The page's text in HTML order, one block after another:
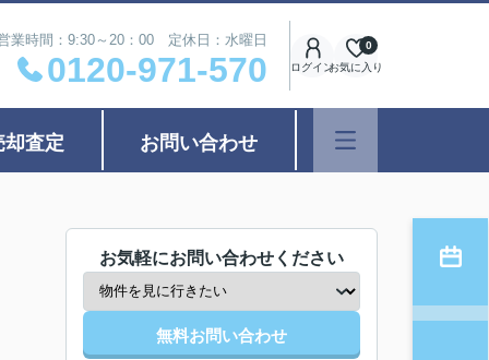
業時間：9:30～20：00 定休日：水曜日
0120-971-570 ログインお気に入り
0
却査定 お問い合わせ
お気軽にお問い合わせください
無料お問い合わせ